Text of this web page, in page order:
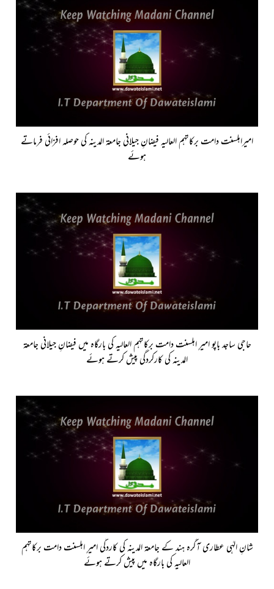
امیراہلسنت دامت برکاتہم العالیہ فیضانِ جیلانی جامعۃ المدینہ کی حوصلہ افزائی فرماتے
ہوئے
حاجی ساجد باپو امیرِ اہلسنت دامت برکاتہم العالیہ کی بارگاہ میں فیضانِ جیلانی جامعۃ
المدینہ کی کارکردگی پیش کرتے ہوئے
شانِ الہٰی عطاری آگرہ ہند کے جامعۃ المدینہ کی کاردگی امیرِ اہلسنت دامت برکاتہم
العالیہ کی بارگاہ میں پیش کرتے ہوئے